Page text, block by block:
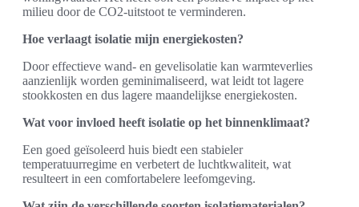
milieu door de CO2-uitstoot te verminderen.
Hoe verlaagt isolatie mijn energiekosten?
Door effectieve wand- en gevelisolatie kan warmteverlies
aanzienlijk worden geminimaliseerd, wat leidt tot lagere
stookkosten en dus lagere maandelijkse energiekosten.
Wat voor invloed heeft isolatie op het binnenklimaat?
Een goed geïsoleerd huis biedt een stabieler
temperatuurregime en verbetert de luchtkwaliteit, wat
resulteert in een comfortabelere leefomgeving.